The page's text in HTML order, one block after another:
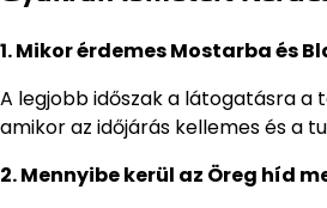
1. Mikor érdemes Mostarba és
A legjobb időszak a látogatásra a
amikor az időjárás kellemes és a
2. Mennyibe kerül az Öreg híd